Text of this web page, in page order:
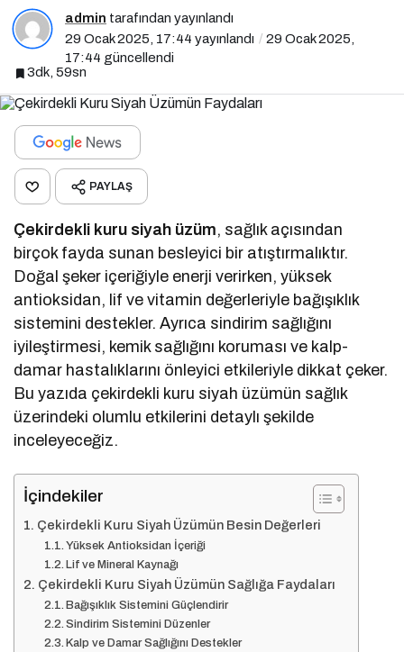
29 Ocak 2025, 17:44yayınlandı
17:44güncellendi
3dk, 59sn
PAYLAŞ
Çekirdekli kuru siyah üzüm
birçok fayda sunan besleyici bir atıştırmalıktır.
Doğal şeker içeriğiyle enerji verirken, yüksek
antioksidan, lif ve vitamin değerleriyle bağışıklık
sistemini destekler. Ayrıca sindirim sağlığını
iyileştirmesi, kemik sağlığını koruması ve kalp-
damar hastalıklarını önleyici etkileriyle dikkat çeker.
Bu yazıda çekirdekli kuru siyah üzümün sağlık
üzerindeki olumlu etkilerini detaylı şekilde
inceleyeceğiz.
İçindekiler
Çekirdekli Kuru Siyah Üzümün Besin Değerleri
Yüksek Antioksidan İçeriği
Lif ve Mineral Kaynağı
Çekirdekli Kuru Siyah Üzümün Sağlığa Faydaları
Bağışıklık Sistemini Güçlendirir
Sindirim Sistemini Düzenler
Kalp ve Damar Sağlığını Destekler
Çekirdekli Kuru Siyah Üzüm Nasıl Tüketilmelidir?